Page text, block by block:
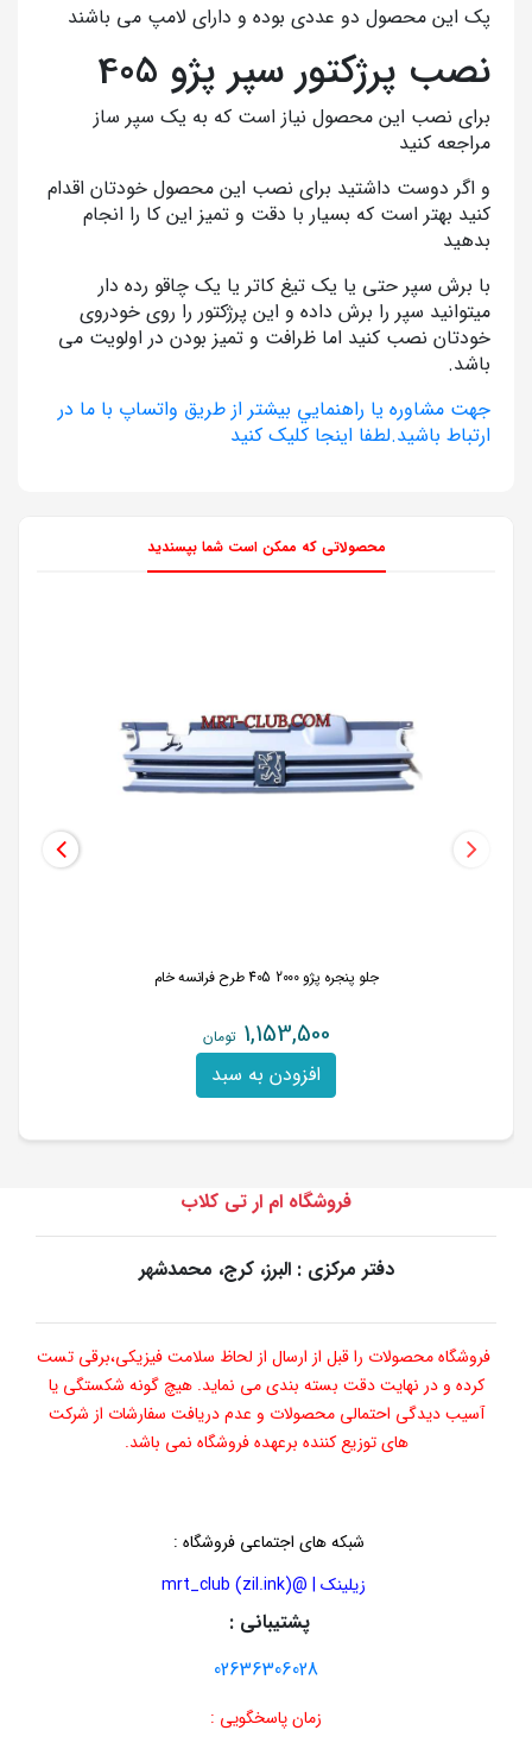
پک این محصول دو عددی بوده و دارای لامپ می باشند
نصب پرژکتور سپر پژو 405
برای نصب این محصول نیاز است که به یک سپر ساز
مراجعه کنید
و اگر دوست داشتید برای نصب این محصول خودتان اقدام
کنید بهتر است که بسیار با دقت و تمیز این کا را انجام
بدهید
با برش سپر حتی یا یک تیغ کاتر یا یک چاقو رده دار
میتوانید سپر را برش داده و این پرژکتور را روی خودروی
خودتان نصب کنید اما ظرافت و تمیز بودن در اولویت می
باشد.
جهت مشاوره يا راهنمايي بيشتر از طريق واتساپ با ما در
ارتباط باشيد.لطفا اينجا کليک کنيد
محصولاتی که ممکن است شما بپسندید
جلو پنجره پژو 2000 405 طرح فرانسه خام
1,153,500 تومان
افزودن به سبد
فروشگاه ام ار تی کلاب
دفتر مرکزی : البرز، کرج، محمدشهر
فروشگاه محصولات را قبل از ارسال از لحاظ سلامت فیزیکی،برقی تست
کرده و در نهایت دقت بسته بندی می نماید. هیچ گونه شکستگی یا
آسیب دیدگی احتمالی محصولات و عدم دریافت سفارشات از شرکت
های توزیع کننده برعهده فروشگاه نمی باشد.
شبکه های اجتماعی فروشگاه :
زیلینک | @mrt_club (zil.ink)
پشتیبانی :
02636306028
زمان پاسخگویی :